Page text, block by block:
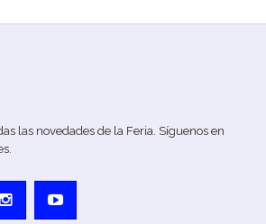
las novedades de la Feria. Síguenos en